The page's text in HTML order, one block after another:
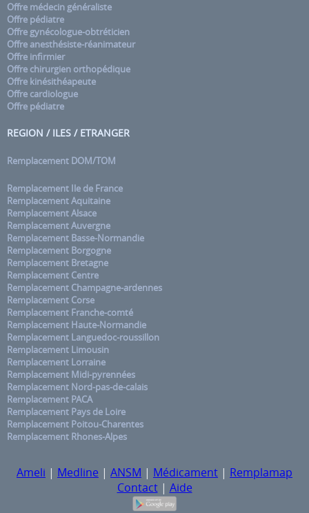
Offre médecin généraliste
Offre pédiatre
Offre gynécologue-obtréticien
Offre anesthésiste-réanimateur
Offre infirmier
Offre chirurgien orthopédique
Offre kinésithéapeute
Offre cardiologue
Offre pédiatre
REGION / ILES / ETRANGER
Remplacement DOM/TOM
Remplacement Ile de France
Remplacement Aquitaine
Remplacement Alsace
Remplacement Auvergne
Remplacement Basse-Normandie
Remplacement Borgogne
Remplacement Bretagne
Remplacement Centre
Remplacement Champagne-ardennes
Remplacement Corse
Remplacement Franche-comté
Remplacement Haute-Normandie
Remplacement Languedoc-roussillon
Remplacement Limousin
Remplacement Lorraine
Remplacement Midi-pyrennées
Remplacement Nord-pas-de-calais
Remplacement PACA
Remplacement Pays de Loire
Remplacement Poitou-Charentes
Remplacement Rhones-Alpes
Ameli | Medline | ANSM | Médicament | Remplamap
Contact| Aide